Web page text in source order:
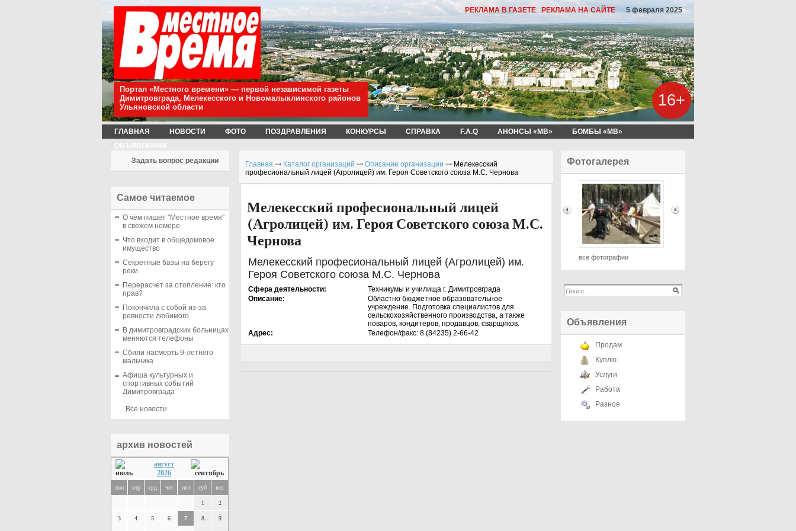
РЕКЛАМА В ГАЗЕТЕ РЕКЛАМА НА САЙТЕ 5 февраля 2025
Портал «Местного времени» — первой независимой газеты
Димитровграда, Мелекесского и Новомалыклинского районов
Ульяновской области
16+
ГЛАВНАЯ НОВОСТИ ФОТО ПОЗДРАВЛЕНИЯ КОНКУРСЫ СПРАВКА F.A.Q АНОНСЫ «МВ»
БОМБЫ «МВ»
ОБЪЯВЛЕНИЯ
Задать вопрос редакции
Самое читаемое
О чём пишет "Местное время"
в свежем номере
Что входит в общедомовое
имущество
Секретные базы на берегу
реки
Перерасчет за отопление: кто
прав?
Покончила с собой из-за
ревности любимого
В димитровградских больницах
меняются телефоны
Сбили насмерть 9-летнего
мальчика
Афиша культурных и
спортивных событий
Димитровграда
Все новости
архив новостей
август
2026
пон втр срд чет пят суб вск
1 2
3 4 5 6 7 8 9
Главная Каталог организаций Описание организации
Мелекесский
професиональный лицей (Агролицей) им. Героя Советского союза М.С. Чернова
Мелекесский професиональный лицей
(Агролицей) им. Героя Советского союза М.С.
Чернова
Мелекесский професиональный лицей (Агролицей) им.
Героя Советского союза М.С. Чернова
Сфера деятельности:
Техникумы и училища г. Димитровграда
Описание:
Областно бюджетное образовательное
учреждение. Подготовка специалистов для
сельскохозяйственного производства, а также
поваров, кондитеров, продавцов, сварщиков.
Адрес:
Телефон/факс: 8 (84235) 2-66-42
Фотогалерея
все фотографии
Объявления
Продам
Куплю
Услуги
Работа
Разное